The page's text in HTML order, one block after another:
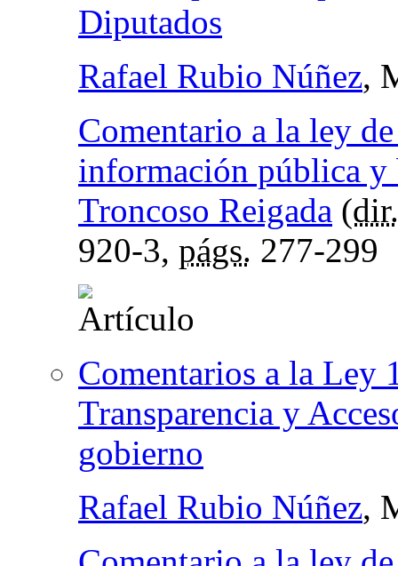
Diputados
Rafael Rubio Núñez,
Comentario a la ley
información pública y
Troncoso Reigada (dir.
920-3, págs. 277-299
Comentarios a la Ley
Transparencia y
gobierno
Rafael Rubio Núñez,